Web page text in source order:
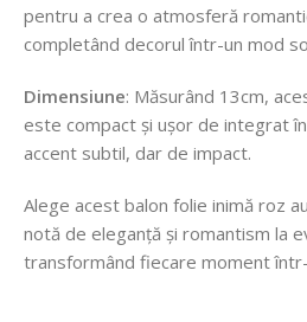
pentru a crea o atmosferă
completând decorul într-un mod
Dimensiune: Măsurând 13cm,
este compact și ușor de integrat
accent subtil, dar de impact.
Alege acest balon folie inimă roz
notă de eleganță și romantism la
transformând fiecare moment